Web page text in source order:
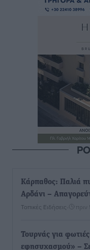
Κάρπαθος: Παλιά
Αρδάνι –
Τοπικές Ειδήσεις πριν
Τουρνάς για
εφησυχασμού» –